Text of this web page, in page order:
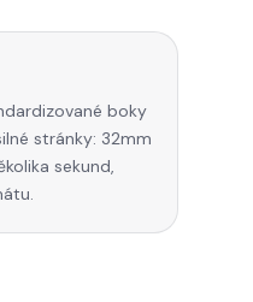
boky
stránky: 32mm
sekund,